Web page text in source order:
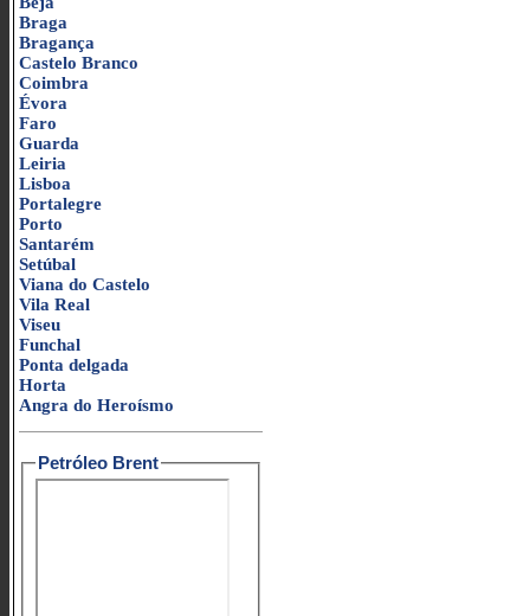
Braga
Bragança
Castelo Branco
Coimbra
Évora
Faro
Guarda
Leiria
Lisboa
Portalegre
Porto
Santarém
Setúbal
Viana do Castelo
Vila Real
Viseu
Funchal
Ponta delgada
Horta
Angra do Heroísmo
Petróleo Brent